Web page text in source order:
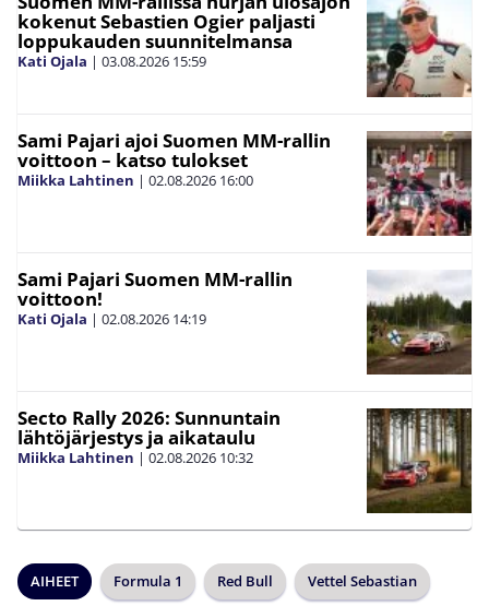
kokenut Sebastien Ogier paljasti
loppukauden suunnitelmansa
Kati Ojala | 03.08.2026 15:59
Sami Pajari ajoi Suomen MM-rallin
voittoon – katso tulokset
Miikka Lahtinen | 02.08.2026 16:00
Sami Pajari Suomen MM-rallin
voittoon!
Kati Ojala | 02.08.2026 14:19
Secto Rally 2026: Sunnuntain
lähtöjärjestys ja aikataulu
Miikka Lahtinen | 02.08.2026 10:32
AIHEET Formula 1 Red Bull Vettel Sebastian